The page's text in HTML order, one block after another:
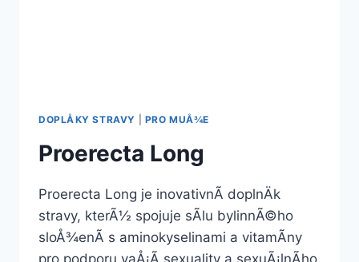
DOPLÅKY STRAVY PRO MUÅ¾E
Proerecta Long
Proerecta Long je inovativnÃ­ doplnÄk
stravy, kterÃ½ spojuje sÃ­lu bylinnÃ©ho
sloÅ¾enÃ­ s aminokyselinami a vitamÃ­ny
pro podporu vaÅ¡Ã­ sexuality a sexuÃ¡lnÃ­ho